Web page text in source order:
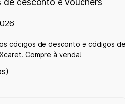
de desconto e vouchers
códigos de desconto e códigos de
Compre à venda!